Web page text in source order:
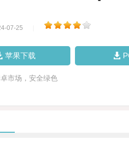
07-25
苹果下载
市场，安全绿色